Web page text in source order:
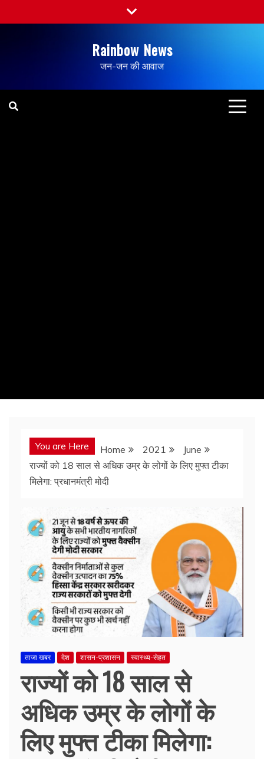
Rainbow News
जन-जन की आवाज
You are Here Home 2021
June
राज्यों को 18 साल से अधिक उम्र के लोगों के लिए मुफ्त टीका
मिलेगा: प्रधानमंत्री मोदी
ताजा खबर देश शासन-प्रशासन स्वास्थ्य-सेहत
राज्यों को 18 साल से
अधिक उम्र के लोगों के
लिए मुफ्त टीका मिलेगा: